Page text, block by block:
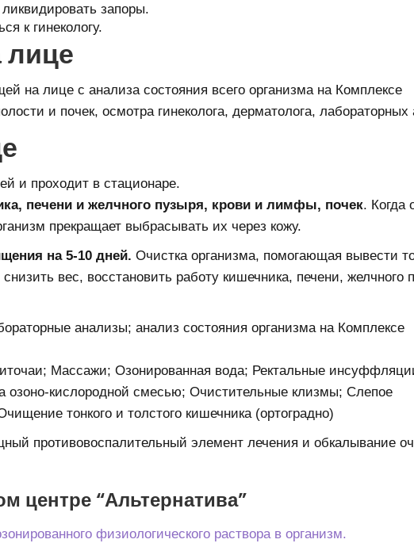
запоры.
к гинекологу.
на лице с анализа состояния всего организма на Комплексе
и почек, осмотра гинеколога, дерматолога, лабораторных
и проходит в стационаре.
печени и желчного пузыря, крови и лимфы, почек. Когда
прекращает выбрасывать их через кожу.
на 5-10 дней. Очистка организма, помогающая вывести
вес, восстановить работу кишечника, печени, желчного
анализы; анализ состояния организма на Комплексе
Массажи; Озонированная вода; Ректальные
озоно-кислородной смесью; Очистительные клизмы; Слепое
тонкого и толстого кишечника (ортоградно)
противовоспалительный элемент лечения и обкалывание
центре “Альтернатива”
физиологического раствора в организм.